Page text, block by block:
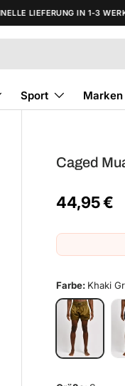
LIEFERUNG IN 1-3
Sport Marken
Caged
44,95 €
Farbe: Khaki